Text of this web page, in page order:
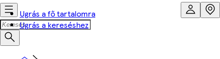
Ugrás a fő tartalomra
Ugrás a kereséshez